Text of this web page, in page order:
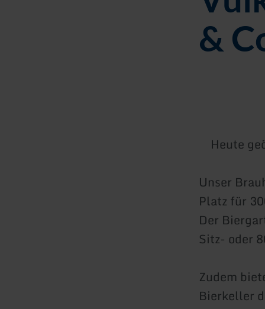
&
Heute
Unser
Platz für
Der
Sitz- oder
Zudem
Bierkeller